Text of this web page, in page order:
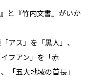
と『竹内文書』がいか
アス」を「黒人」、
フアン」を「赤
「五大地域の首長」